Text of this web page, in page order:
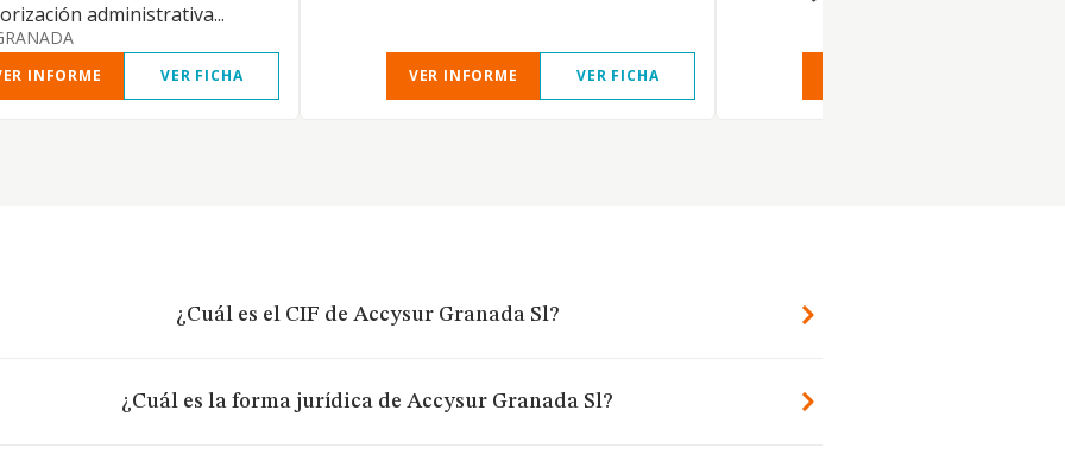
administrativa...
INFORME VER FICHA VER INFORME VER FICHA
¿Cuál es el CIF de Accysur Granada Sl?
¿Cuál es la forma jurídica de Accysur Granada Sl?